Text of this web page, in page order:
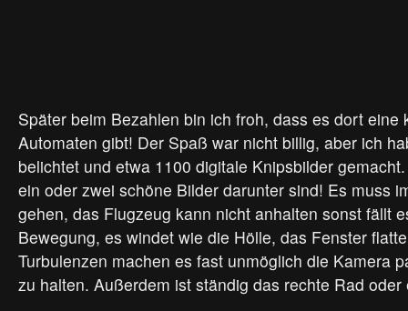
Später beim Bezahlen bin ich froh, dass es dort eine
Automaten gibt! Der Spaß war nicht billig, aber ich
belichtet und etwa 1100 digitale Knipsbilder
ein oder zwei schöne Bilder darunter sind! Es muss
gehen, das Flugzeug kann nicht anhalten sonst fällt
Bewegung, es windet wie die Hölle, das Fenster
Turbulenzen machen es fast unmöglich die Kamera
zu halten. Außerdem ist ständig das rechte Rad